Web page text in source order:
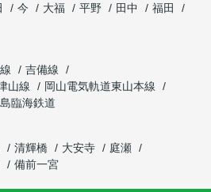
今 大福 平野 田中
福田
吉備線
山線
岡山電気軌道東山本線
臨海鉄道
清輝橋 大安寺
庭瀬
備前一宮